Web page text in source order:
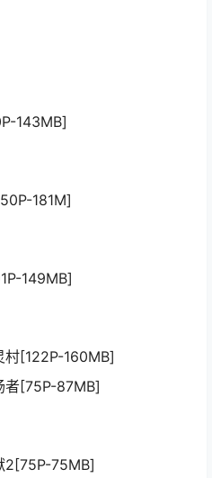
143MB]
181M]
149MB]
[122P-160MB]
者[75P-87MB]
2[75P-75MB]